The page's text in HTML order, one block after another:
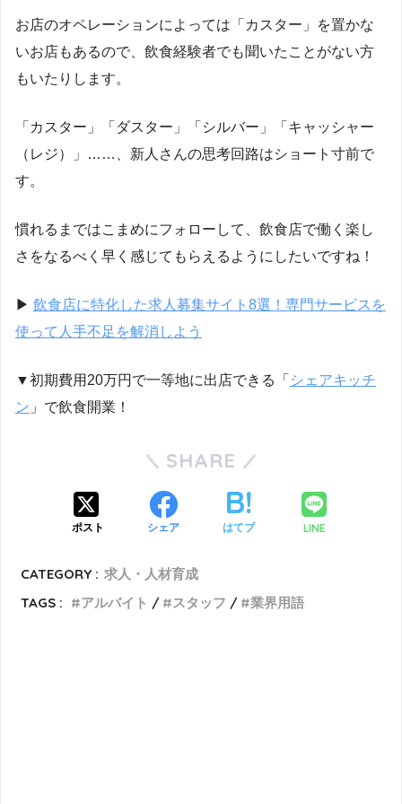
お店のオペレーションによっては「カスター」を置かな
いお店もあるので、飲食経験者でも聞いたことがない方
もいたりします。
「カスター」「ダスター」「シルバー」「キャッシャー
（レジ）」……、新人さんの思考回路はショート寸前で
す。
慣れるまではこまめにフォローして、飲食店で働く楽し
さをなるべく早く感じてもらえるようにしたいですね！
▶︎ 飲食店に特化した求人募集サイト8選！専門サービスを
使って人手不足を解消しよう
▼初期費用20万円で一等地に出店できる「 シェアキッチ
ン 」で飲食開業！
SHARE
ポスト シェア はてブ LINE
CATEGORY : 求人・人材育成
TAGS :
アルバイト スタッフ 業界用語